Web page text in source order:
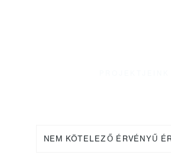
NEM KÖTELEZŐ ÉRVÉNYŰ